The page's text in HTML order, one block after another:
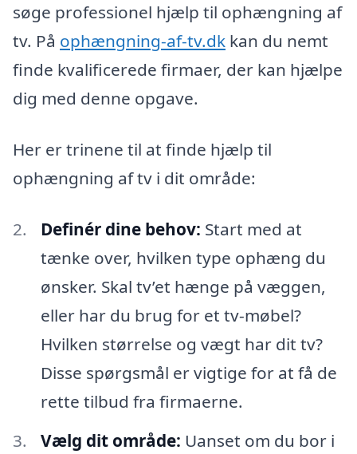
søge professionel hjælp til ophængning af
tv. På ophængning-af-tv.dk kan du nemt
finde kvalificerede firmaer, der kan hjælpe
dig med denne opgave.
Her er trinene til at finde hjælp til
ophængning af tv i dit område:
Definér dine behov: Start med at
tænke over, hvilken type ophæng du
ønsker. Skal tv’et hænge på væggen,
eller har du brug for et tv-møbel?
Hvilken størrelse og vægt har dit tv?
Disse spørgsmål er vigtige for at få de
rette tilbud fra firmaerne.
Vælg dit område: Uanset om du bor i